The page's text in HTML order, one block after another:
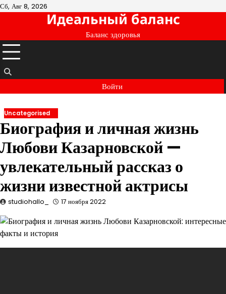
Перейти
Сб, Авг 8, 2026
Идеальный баланс
Баланс здоровья
Войти
Uncategorised
Биография и личная жизнь
Любови Казарновской —
увлекательный рассказ о
жизни известной актрисы
studiohallo_ 17 ноября 2022